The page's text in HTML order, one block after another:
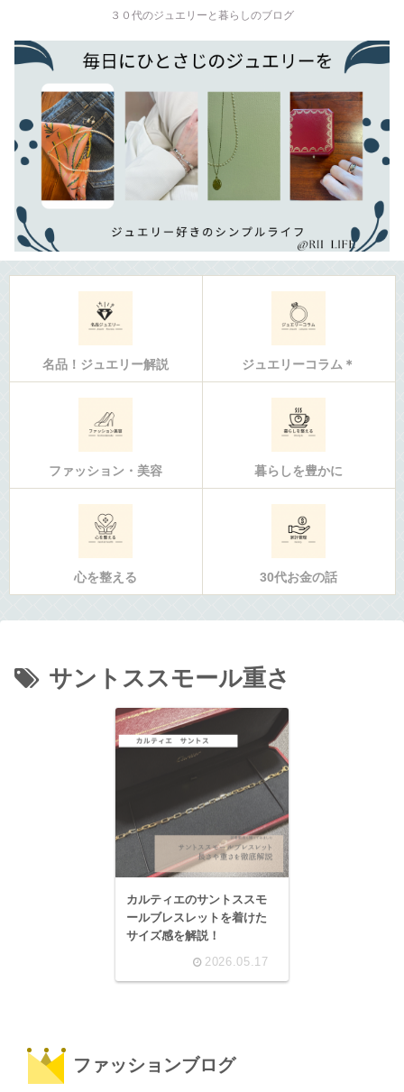
３０代のジュエリーと暮らしのブログ
名品！ジュエリー解説 ジュエリーコラム＊
ファッション・美容 暮らしを豊かに
心を整える 30代お金の話
サントススモール重さ
カルティエのサントススモ
ールブレスレットを着けた
サイズ感を解説！
2026.05.17
ファッションブログ